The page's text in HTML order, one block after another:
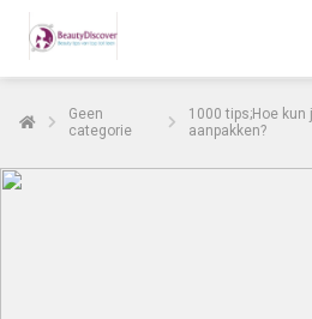
Geen
categorie
1000 tips;Hoe
aanpakken?